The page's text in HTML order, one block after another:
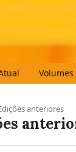
anteriores